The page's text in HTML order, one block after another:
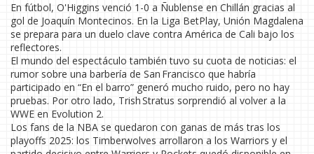
En fútbol, O'Higgins venció 1-0 a Ñublense en Chillán gracias al
gol de Joaquín Montecinos. En la Liga BetPlay, Unión Magdalena
se prepara para un duelo clave contra América de Cali bajo los
reflectores.
El mundo del espectáculo también tuvo su cuota de noticias: el
rumor sobre una barbería de San Francisco que habría
participado en “En el barro” generó mucho ruido, pero no hay
pruebas. Por otro lado, Trish Stratus sorprendió al volver a la
WWE en Evolution 2.
Los fans de la NBA se quedaron con ganas de más tras los
playoffs 2025: los Timberwolves arrollaron a los Warriors y el